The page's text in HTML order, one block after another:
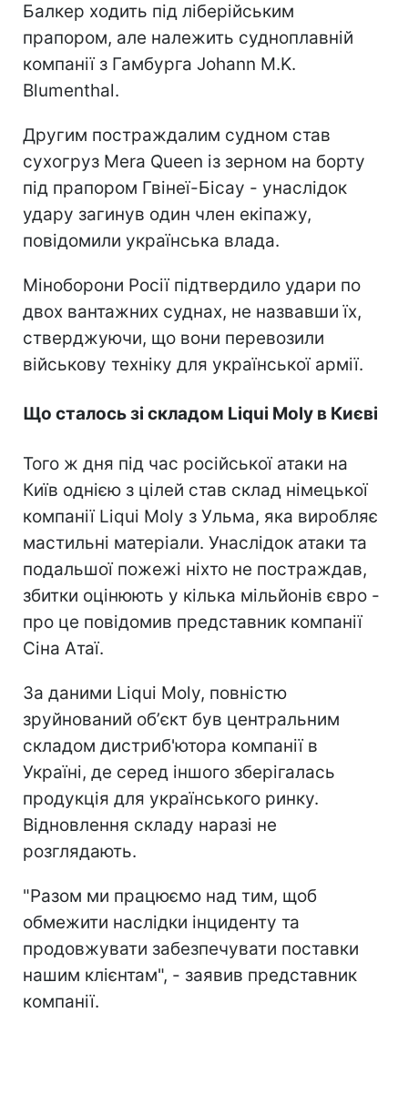
Балкер ходить під ліберійським
прапором, але належить судноплавній
компанії з Гамбурга Johann M.K.
Blumenthal.
Другим постраждалим судном став
сухогруз Mera Queen із зерном на борту
під прапором Гвінеї-Бісау - унаслідок
удару загинув один член екіпажу,
повідомили українська влада.
Міноборони Росії підтвердило удари по
двох вантажних суднах, не назвавши їх,
стверджуючи, що вони перевозили
військову техніку для української армії.
Що сталось зі складом Liqui Moly в Києві
Того ж дня під час російської атаки на
Київ однією з цілей став склад німецької
компанії Liqui Moly з Ульма, яка виробляє
мастильні матеріали. Унаслідок атаки та
подальшої пожежі ніхто не постраждав,
збитки оцінюють у кілька мільйонів євро -
про це повідомив представник компанії
Сіна Атаї.
За даними Liqui Moly, повністю
зруйнований обʼєкт був центральним
складом дистриб'ютора компанії в
Україні, де серед іншого зберігалась
продукція для українського ринку.
Відновлення складу наразі не
розглядають.
"Разом ми працюємо над тим, щоб
обмежити наслідки інциденту та
продовжувати забезпечувати поставки
нашим клієнтам", - заявив представник
компанії.